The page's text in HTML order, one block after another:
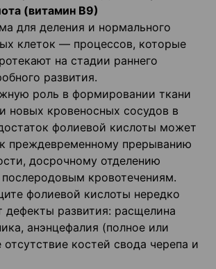
(витамин В9)
для деления и нормального
клеток — процессов, которые
на стадии раннего
развития.
роль в формировании ткани
новых кровеносных сосудов в
фолиевой кислоты может
преждевременному прерыванию
досрочному отделению
послеродовым кровотечениям.
фолиевой кислоты нередко
дефекты развития: расщелина
анэнцефалия (полное или
отсутствие костей свода черепа и